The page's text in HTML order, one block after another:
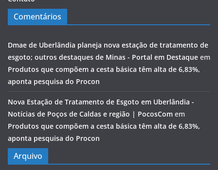
Comentários
Dmae de Uberlândia planeja nova estação de tratamento de
esgoto; outros destaques de Minas - Portal em Destaque em
Produtos que compõem a cesta básica têm alta de 6,83%,
aponta pesquisa do Procon
Nova Estação de Tratamento de Esgoto em Uberlândia -
Notícias de Poços de Caldas e região | PocosCom em
Produtos que compõem a cesta básica têm alta de 6,83%,
aponta pesquisa do Procon
Arquivo